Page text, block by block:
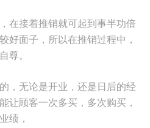
在接着推销就可起到事半功倍
好面子，所以在推销过程中，
尊。
无论是开业，还是日后的经
让顾客一次多买，多次购买，
绩，